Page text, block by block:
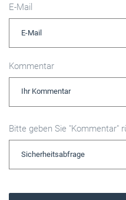
E-Mail
Kommentar
Bitte geben Sie "Kommentar"